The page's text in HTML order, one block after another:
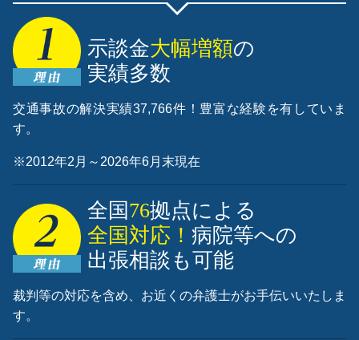
示談金大幅増額の
実績多数
交通事故の解決実績37,766件！豊富な経験を有していま
す。
※2012年2月～2026年6月末現在
全国76拠点による
全国対応！病院等への
出張相談も可能
裁判等の対応を含め、お近くの弁護士がお手伝いいたしま
す。